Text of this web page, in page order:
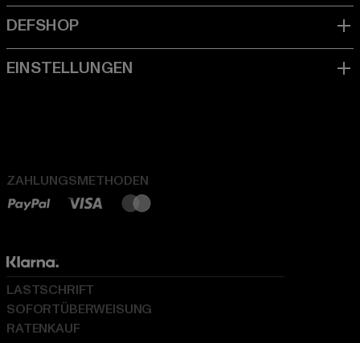
ZAHLUNGSMETHODEN
LASTSCHRIFT
SOFORTÜBERWEISUNG
RATENKAUF